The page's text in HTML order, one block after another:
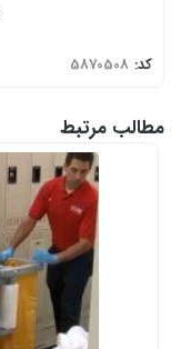
کد: 5870508
مطالب مرتبط